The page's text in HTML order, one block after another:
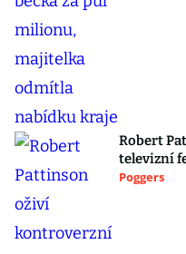
Robert
televizní
Poggers